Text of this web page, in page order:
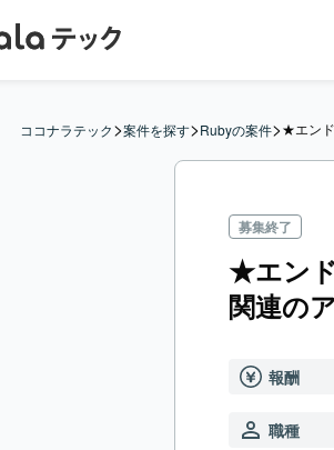
ココナラテック>案件を探す>Rubyの案件>★エン
募集終了
★エン
関連の
報酬
職種